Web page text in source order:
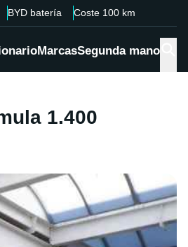
BYD batería Coste 100 km
MarcasSegunda mano
1.400